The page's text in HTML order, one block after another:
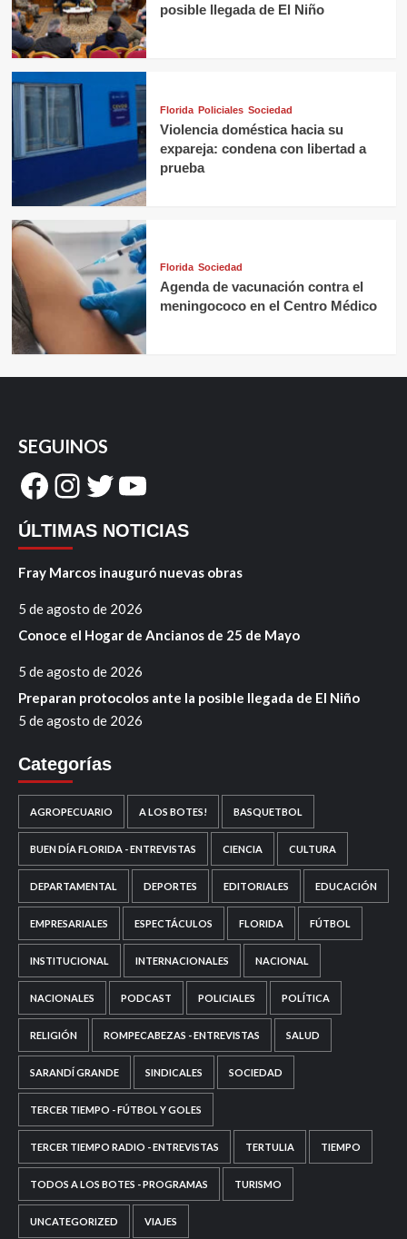
posible llegada de El Niño
Florida Policiales Sociedad
Violencia doméstica hacia su
expareja: condena con libertad a
prueba
Florida Sociedad
Agenda de vacunación contra el
meningococo en el Centro Médico
SEGUINOS
Facebook
Instagram
Twitter
YouTube
ÚLTIMAS NOTICIAS
Fray Marcos inauguró nuevas obras
5 de agosto de 2026
Conoce el Hogar de Ancianos de 25 de Mayo
5 de agosto de 2026
Preparan protocolos ante la posible llegada de El Niño
5 de agosto de 2026
Categorías
AGROPECUARIO A LOS BOTES! BASQUETBOL
BUEN DÍA FLORIDA - ENTREVISTAS CIENCIA CULTURA
DEPARTAMENTAL DEPORTES EDITORIALES EDUCACIÓN
EMPRESARIALES ESPECTÁCULOS FLORIDA FÚTBOL
INSTITUCIONAL INTERNACIONALES NACIONAL
NACIONALES PODCAST POLICIALES POLÍTICA
RELIGIÓN ROMPECABEZAS - ENTREVISTAS SALUD
SARANDÍ GRANDE SINDICALES SOCIEDAD
TERCER TIEMPO - FÚTBOL Y GOLES
TERCER TIEMPO RADIO - ENTREVISTAS TERTULIA TIEMPO
TODOS A LOS BOTES - PROGRAMAS TURISMO
UNCATEGORIZED VIAJES